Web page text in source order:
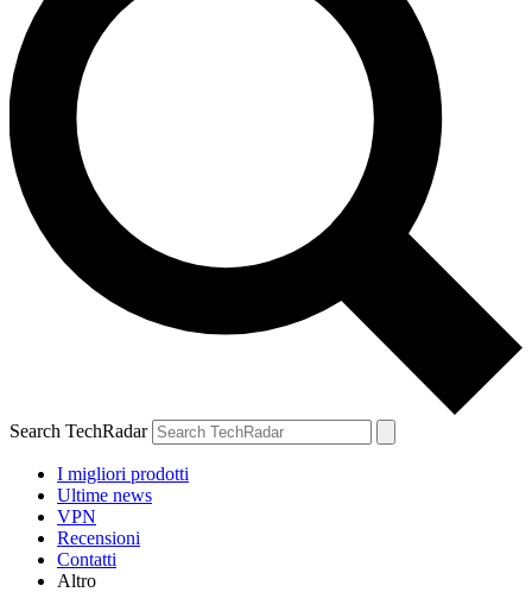
Search TechRadar
I migliori prodotti
Ultime news
VPN
Recensioni
Contatti
Altro